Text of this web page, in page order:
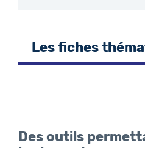
Les fiches
Des outils